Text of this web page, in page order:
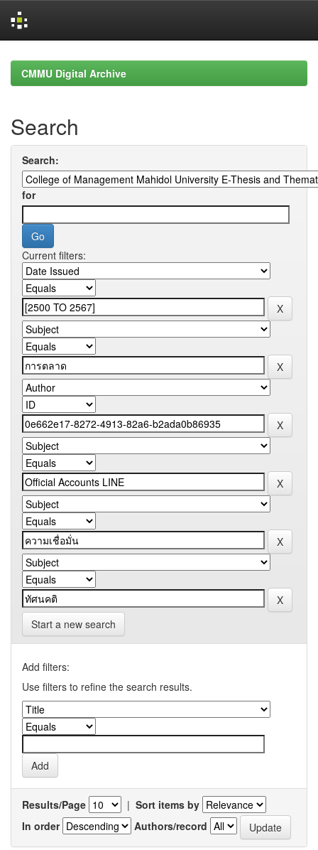
navigationCMMU Digital Archive
Search
Search:
for
Current filters:
Start a new search
Add filters:
Use filters to refine the search results.
Results/Page | Sort items by
In order
Authors/record